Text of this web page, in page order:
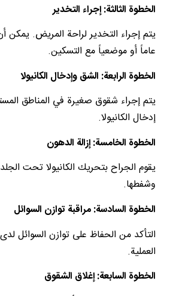
الخطوة الثالثة: إجراء التخدير
يتم إجراء التخدير لراحة المريض. يمكن
عاماً أو موضعياً مع التسكين.
الخطوة الرابعة: الشق وإدخال الكانيولا
يتم إجراء شقوق صغيرة في المناطق
إدخال الكانيولا.
الخطوة الخامسة: إزالة الدهون
يقوم الجراح بتحريك الكانيولا تحت
وشفطها.
الخطوة السادسة: مراقبة توازن السوائل
التأكد من الحفاظ على توازن السوائل
العملية.
الخطوة السابعة: إغلاق الشقوق